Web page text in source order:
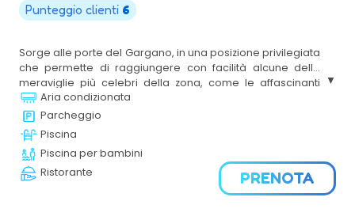
Punteggio clienti 6
Sorge alle porte del Gargano, in una posizione privilegiata
che permette di raggiungere con facilità alcune delle
meraviglie più celebri della zona, come le affascinanti
Isole Tremiti, la rigogliosa Foresta Umbra e i principali
borghi e luoghi d’interesse che caratterizzano questo
tratto di Puglia. Il Resort, immerso in un contesto naturale
ricco di vegetazione mediterranea, si distingue per i suoi
ampi spazi verdi e per l’atmosfera rilassante che
accompagna ogni momento del soggiorno.
Aria condizionata
Parcheggio
Piscina
Piscina per bambini
Ristorante
PRENOTA